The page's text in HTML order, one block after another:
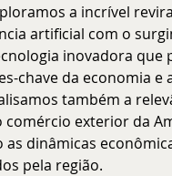
a incrível
artificial com o
inovadora que
chave da economia e
também a
comércio exterior da
as dinâmicas
pela região.